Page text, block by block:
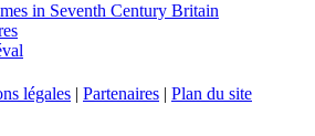
in Seventh Century Britain
légales | Partenaires | Plan du site